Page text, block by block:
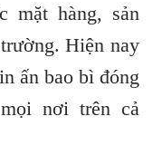
mặt hàng, sản
Hiện nay
ấn bao bì đóng
nơi trên cả